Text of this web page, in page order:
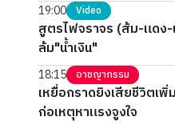
19:00 Video
สูตรไฟจราจร (ส้ม-แดง-
ล้ม"น้ำเงิน"
18:15 อาชญากรรม
เหยื่อกราดยิงเสียชีวิตเ
ก่อเหตุหาแรงจูงใจ